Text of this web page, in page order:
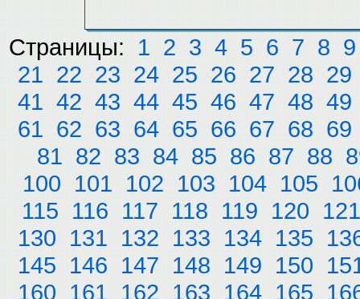
Страницы: 1 2 3 4 5 6 7 8 9
21 22 23 24 25 26 27 28 29
41 42 43 44 45 46 47 48 49
61 62 63 64 65 66 67 68 69
81 82 83 84 85 86 87 88
100 101 102 103 104 105
115 116 117 118 119 120 121
130 131 132 133 134 135
145 146 147 148 149 150
160 161 162 163 164 165